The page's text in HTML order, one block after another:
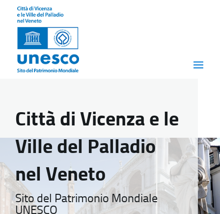
Città di Vicenza e le
Ville del Palladio
nel Veneto
Sito del Patrimonio Mondiale
UNESCO